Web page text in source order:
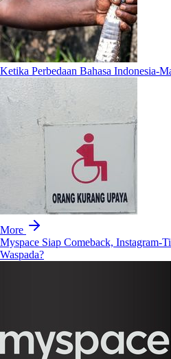
Ketika Perbedaan Bahasa Indonesia-
More
Myspace Siap Comeback, Instagram-
Waspada?